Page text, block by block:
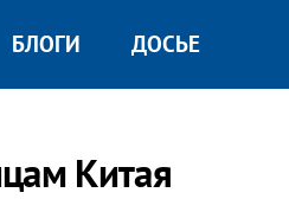
БЛОГИ ДОСЬЕ
Китая